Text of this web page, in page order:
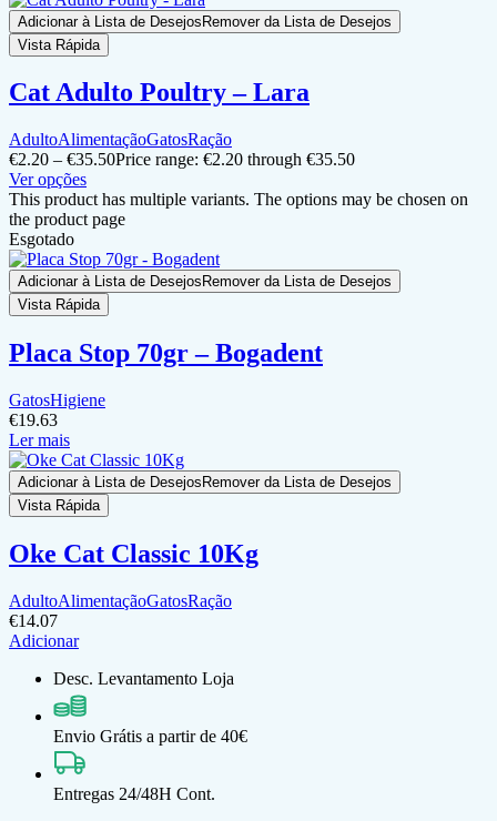
Adicionar à Lista de DesejosRemover da Lista de Desejos
Vista Rápida
Cat Adulto Poultry – Lara
AdultoAlimentaçãoGatosRação
€2.20 – €35.50Price range: €2.20 through €35.50
Ver opções
This product has multiple variants. The options may be chosen on
the product page
Esgotado
Adicionar à Lista de Desejos Remover da Lista de Desejos
Vista Rápida
Placa Stop 70gr – Bogadent
GatosHigiene
€19.63
Ler mais
Adicionar à Lista de Desejos Remover da Lista de Desejos
Vista Rápida
Oke Cat Classic 10Kg
AdultoAlimentaçãoGatosRação
€14.07
Adicionar
Desc. Levantamento Loja
Envio Grátis a partir de 40€
Entregas 24/48H Cont.